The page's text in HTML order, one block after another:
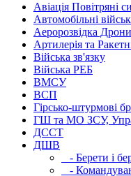
Авіація Повітряні
Автомобільні
Аеророзвідка
Артилерія та
Війська зв'язку
Війська РЕБ
ВМСУ
ВСП
Гірсько-штурмові
ГШ та МО ЗСУ,
ДССТ
ДШВ
- Берети і
-